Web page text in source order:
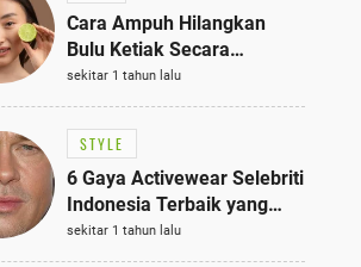
Cara Ampuh Hilangkan
Bulu Ketiak Secara
Permanen dalam 5
Langkah Sederhana
sekitar 1 tahun lalu
STYLE
6 Gaya Activewear Selebriti
Indonesia Terbaik yang
Bisa Jadi Inspirasi
Fashionmu
sekitar 1 tahun lalu